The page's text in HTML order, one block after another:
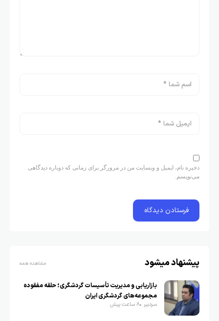
ذخیره نام، ایمیل و وبسایت من در مرورگر برای زمانی که دوباره دیدگاهی
می‌نویسم.
پیشنهاد میشود مشاهده همه
بازاریابی و مدیریت تأسیسات گردشگری؛ حلقه مفقوده
مجموعه‌های گردشگری ایران
سردبیر 8 ساعت پیش